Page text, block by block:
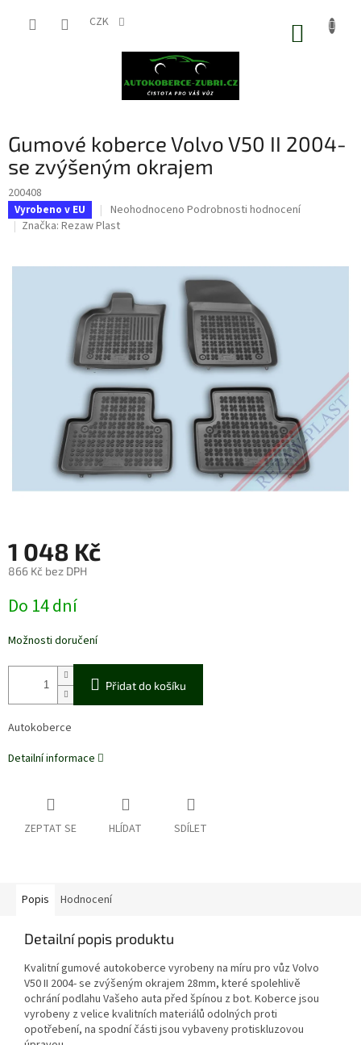
CZK
Gumové koberce Volvo V50 II 2004-
se zvýšeným okrajem
200408
Vyrobeno v EU
Průměrné
hodnocení
0,0
5
hvězdiček.
Neohodnoceno Podrobnosti hodnocení
Značka: Rezaw Plast
1 048 Kč
866 Kč bez DPH
cena:
Do 14 dní
Možnosti doručení
Přidat do košíku
Autokoberce
Detailní informace
ZEPTAT SE HLÍDAT SDÍLET
Popis Hodnocení
Detailní popis produktu
Kvalitní gumové autokoberce vyrobeny na míru pro vůz Volvo
V50 II 2004- se zvýšeným okrajem 28mm, které spolehlivě
ochrání podlahu Vašeho auta před špínou z bot. Koberce jsou
vyrobeny z velice kvalitních materiálů odolných proti
opotřebení, na spodní části jsou vybaveny protiskluzovou